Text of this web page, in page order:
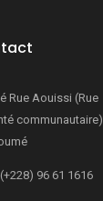
Rue Aouissi (Rue
communautaire)
96 61 1616